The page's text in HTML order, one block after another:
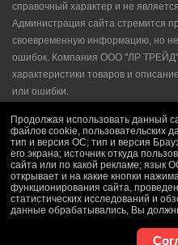
справочный характер и не
Администрация сайта стремится
своевременную информацию, но
ошибок. Компания ООО "ЛР ТРЕЙД"
характеристики товаров и
или ошибки.
Политика рекламной рассылки|
Продолжая использовать данный
файлов cookie, пользовательских
тип и версия ОС; тип и версия
его экрана; источник откуда
сайта или по какой рекламе; язык
открывает и на какие кнопки
функционирования сайта,
статистических исследований и
данные обрабатывались, Вы